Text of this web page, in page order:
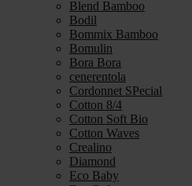
Blend Bamboo
Bodil
Bommix Bamboo
Bomulin
Bora Bora
cenerentola
Cordonnet SPecial
Cotton 8/4
Cotton Soft Bio
Cotton Waves
Crealino
Diamond
Eco Baby